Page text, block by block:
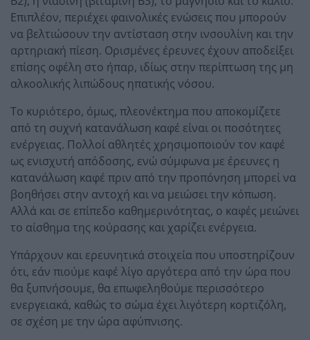
Επιπλέον, περιέχει φαινολικές ενώσεις που μπορούν
να βελτιώσουν την αντίσταση στην ινσουλίνη και την
αρτηριακή πίεση. Ορισμένες έρευνες έχουν αποδείξει
επίσης οφέλη στο ήπαρ, ιδίως στην περίπτωση της μη
αλκοολικής λιπώδους ηπατικής νόσου.
Το κυριότερο, όμως, πλεονέκτημα που αποκομίζετε
από τη συχνή κατανάλωση καφέ είναι οι ποσότητες
ενέργειας. Πολλοί αθλητές χρησιμοποιούν τον καφέ
ως ενισχυτή απόδοσης, ενώ σύμφωνα με έρευνες η
κατανάλωση καφέ πριν από την προπόνηση μπορεί να
βοηθήσει στην αντοχή και να μειώσει την κόπωση.
Αλλά και σε επίπεδο καθημερινότητας, ο καφές μειώνει
το αίσθημα της κούρασης και χαρίζει ενέργεια.
Υπάρχουν και ερευνητικά στοιχεία που υποστηρίζουν
ότι, εάν πιούμε καφέ λίγο αργότερα από την ώρα που
θα ξυπνήσουμε, θα επωφεληθούμε περισσότερο
ενεργειακά, καθώς το σώμα έχει λιγότερη κορτιζόλη,
σε σχέση με την ώρα αφύπνισης.